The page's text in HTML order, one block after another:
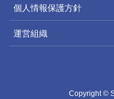
個人情報保護方針
運営組織
Copyright ©